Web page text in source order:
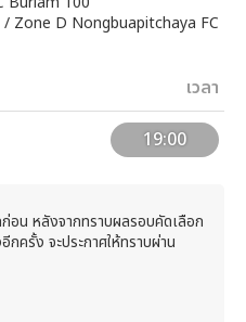
Zone D Nongbuapitchaya FC
เวลา
19:00
อน หลังจากทราบผลรอบคัดเลือก
ครั้ง จะประกาศให้ทราบผ่าน